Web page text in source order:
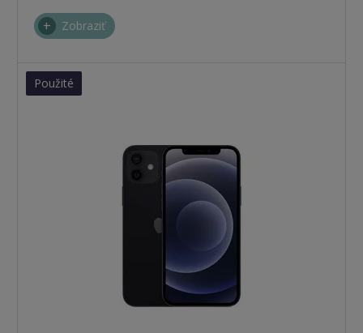
Zobraziť
Použité